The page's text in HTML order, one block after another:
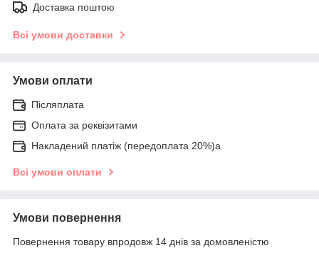
Доставка поштою
Всі умови доставки
Умови оплати
Післяплата
Оплата за реквізитами
Накладений платіж (передоплата 20%)а
Всі умови оплати
Умови повернення
Повернення товару впродовж 14 днів за домовленістю